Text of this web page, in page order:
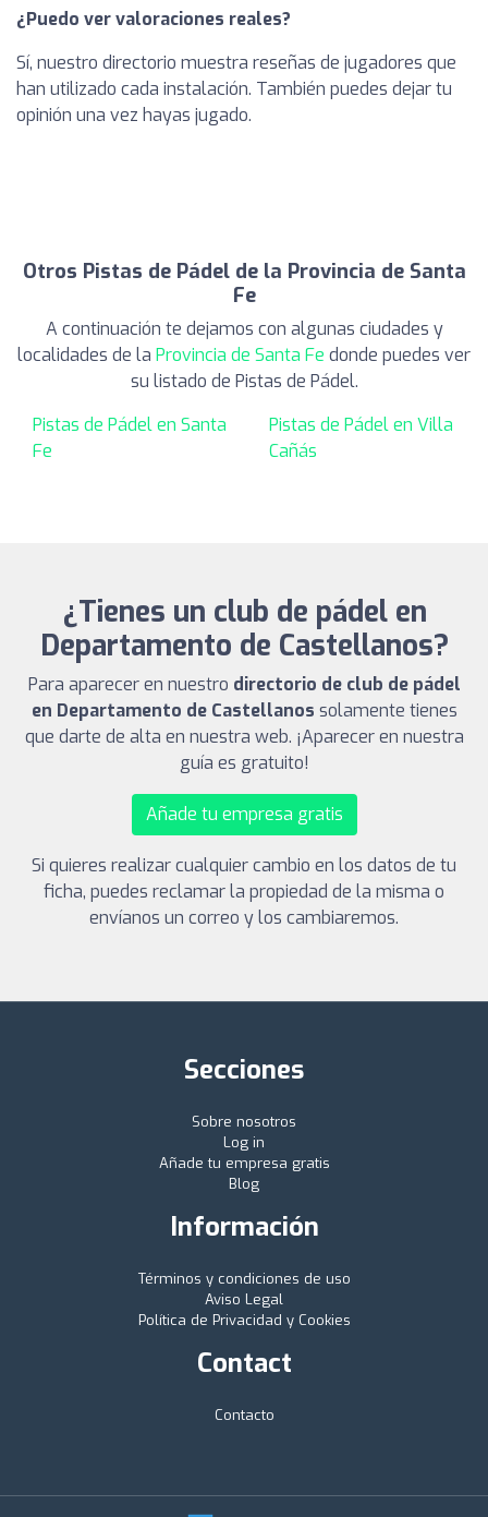
¿Puedo ver valoraciones reales?
Sí, nuestro directorio muestra reseñas de jugadores que
han utilizado cada instalación. También puedes dejar tu
opinión una vez hayas jugado.
Otros Pistas de Pádel de la Provincia de Santa
Fe
A continuación te dejamos con algunas ciudades y
localidades de la Provincia de Santa Fe donde puedes ver
su listado de Pistas de Pádel.
Pistas de Pádel en Santa
Fe
Pistas de Pádel en Villa
Cañás
¿Tienes un club de pádel en
Departamento de Castellanos?
Para aparecer en nuestro directorio de club de pádel
en Departamento de Castellanos solamente tienes
que darte de alta en nuestra web. ¡Aparecer en nuestra
guía es gratuito!
Añade tu empresa gratis
Si quieres realizar cualquier cambio en los datos de tu
ficha, puedes reclamar la propiedad de la misma o
envíanos un correo y los cambiaremos.
Secciones
Sobre nosotros
Log in
Añade tu empresa gratis
Blog
Información
Términos y condiciones de uso
Aviso Legal
Política de Privacidad y Cookies
Contact
Contacto